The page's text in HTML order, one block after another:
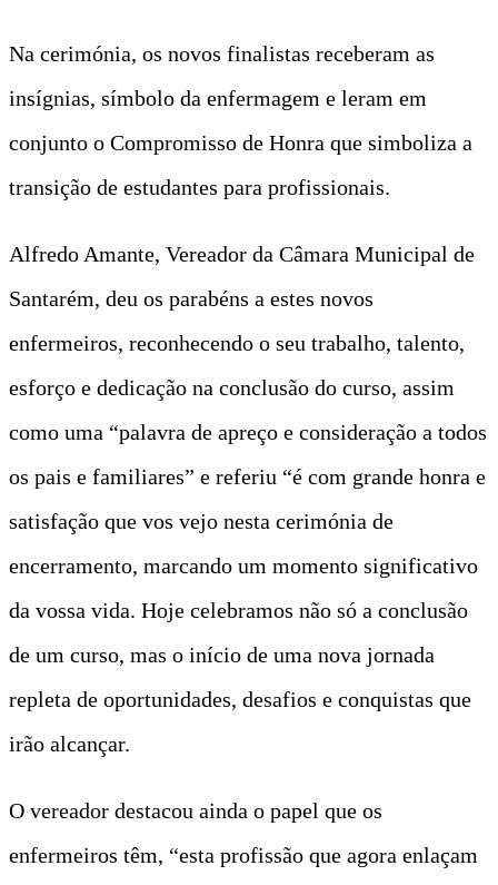
Na cerimónia, os novos finalistas receberam as
insígnias, símbolo da enfermagem e leram em
conjunto o Compromisso de Honra que simboliza a
transição de estudantes para profissionais.
Alfredo Amante, Vereador da Câmara Municipal de
Santarém, deu os parabéns a estes novos
enfermeiros, reconhecendo o seu trabalho, talento,
esforço e dedicação na conclusão do curso, assim
como uma “palavra de apreço e consideração a todos
os pais e familiares” e referiu “é com grande honra e
satisfação que vos vejo nesta cerimónia de
encerramento, marcando um momento significativo
da vossa vida. Hoje celebramos não só a conclusão
de um curso, mas o início de uma nova jornada
repleta de oportunidades, desafios e conquistas que
irão alcançar.
O vereador destacou ainda o papel que os
enfermeiros têm, “esta profissão que agora enlaçam